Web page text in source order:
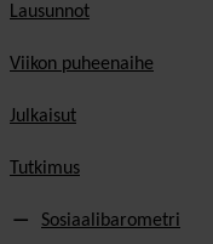
Lausunnot
Viikon puheenaihe
Julkaisut
Tutkimus
Sosiaalibarometri